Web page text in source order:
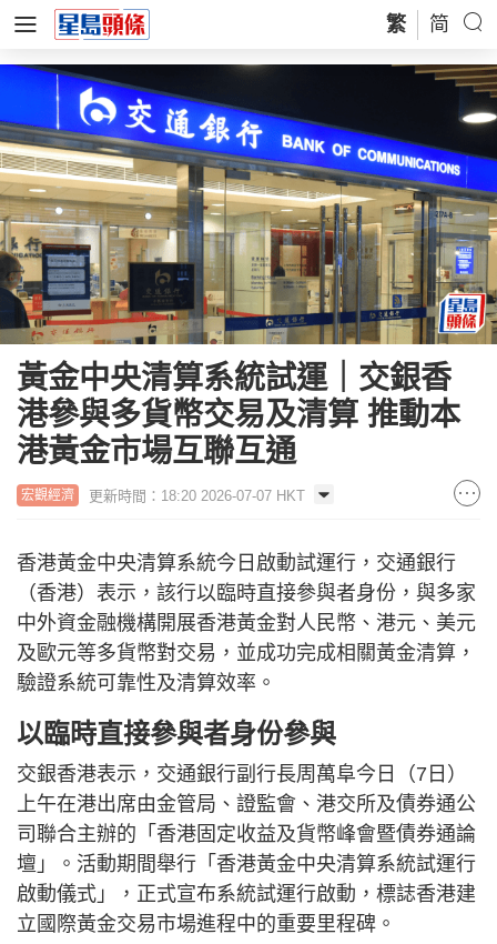
繁 简
黃金中央清算系統試運｜交銀香
港參與多貨幣交易及清算 推動本
港黃金市場互聯互通
宏觀經濟 更新時間：18:20 2026-07-07 HKT
香港黃金中央清算系統今日啟動試運行，交通銀行
（香港）表示，該行以臨時直接參與者身份，與多家
中外資金融機構開展香港黃金對人民幣、港元、美元
及歐元等多貨幣對交易，並成功完成相關黃金清算，
驗證系統可靠性及清算效率。
以臨時直接參與者身份參與
交銀香港表示，交通銀行副行長周萬阜今日（7日）
上午在港出席由金管局、證監會、港交所及債券通公
司聯合主辦的「香港固定收益及貨幣峰會暨債券通論
壇」。活動期間舉行「香港黃金中央清算系統試運行
啟動儀式」，正式宣布系統試運行啟動，標誌香港建
立國際黃金交易市場進程中的重要里程碑。